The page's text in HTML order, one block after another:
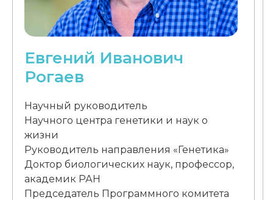
Евгений Иванович
Рогаев
Научный руководитель
Научного центра генетики и наук о
жизни
Руководитель направления «Генетика»
Доктор биологических наук, профессор,
академик РАН
Председатель Программного комитета